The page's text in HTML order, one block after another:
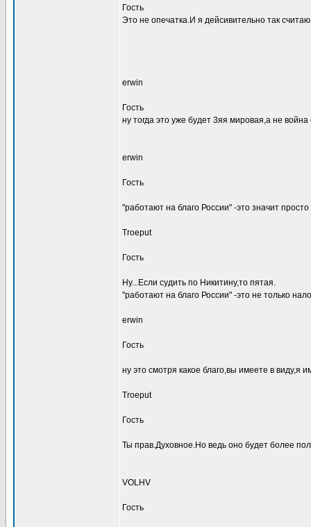
Гость
Это не опечатка.И я дейсивительно так
erwin
Гость
ну тогда это уже будет 3яя мировая,а не
erwin
Гость
"работают на благо России" -это значит
Troeput
Гость
Ну...Если судить по Никитину,то пятая.
"работают на благо России" -это не только
erwin
Гость
ну это смотря какое благо,вы имеете в виду,я
Troeput
Гость
Ты прав.Духовное.Но ведь оно будет более
VOLHV
Гость